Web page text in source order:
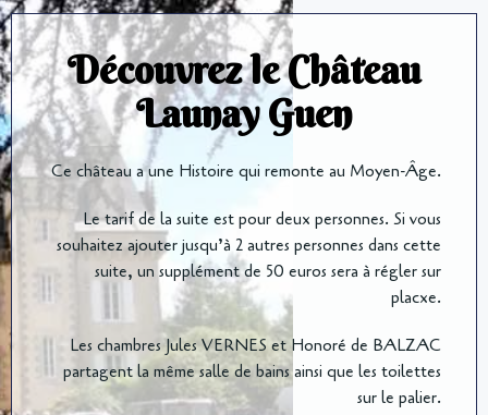
Découvrez le Château
Launay Guen
Ce château a une Histoire qui remonte au Moyen-Âge.
Le tarif de la suite est pour deux personnes. Si vous
souhaitez ajouter jusqu’à 2 autres personnes dans cette
suite, un supplément de 50 euros sera à régler sur
placxe.
Les chambres Jules VERNES et Honoré de BALZAC
partagent la même salle de bains ainsi que les toilettes
sur le palier.